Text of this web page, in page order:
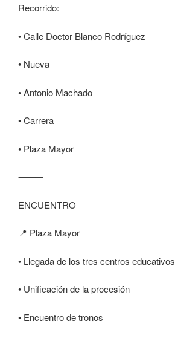
Recorrido:
• Calle Doctor Blanco Rodríguez
• Nueva
• Antonio Machado
• Carrera
• Plaza Mayor
⸻
ENCUENTRO
📍 Plaza Mayor
• Llegada de los tres centros educativos
• Unificación de la procesión
• Encuentro de tronos